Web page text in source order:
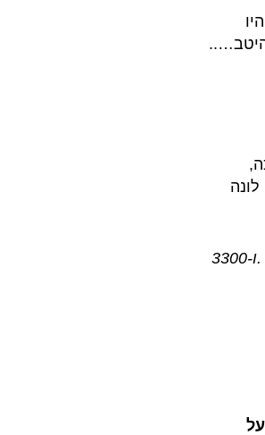
היטב…..
פארק תל אביב סופר לנד רשל"צ ימית 2000, לונה
יעמדו על : 3140 שח למקדימים להירשם .ו-3300
על